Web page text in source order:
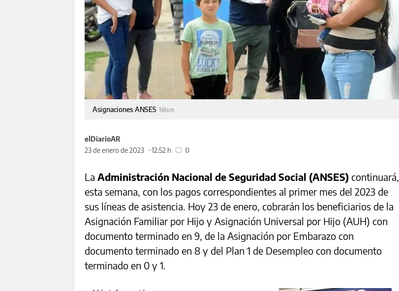
Asignaciones ANSES Télam
elDiarioAR
23 de enero de 2023
12:52 h 0
La Administración Nacional de Seguridad Social (ANSES) continuará,
esta semana, con los pagos correspondientes al primer mes del 2023 de
sus líneas de asistencia. Hoy 23 de enero, cobrarán los beneficiarios de la
Asignación Familiar por Hijo y Asignación Universal por Hijo (AUH) con
documento terminado en 9, de la Asignación por Embarazo con
documento terminado en 8 y del Plan 1 de Desempleo con documento
terminado en 0 y 1.